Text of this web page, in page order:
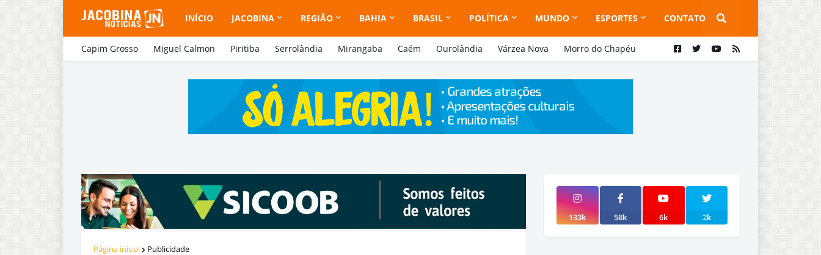
INÍCIO JACOBINA REGIÃO BAHIA BRASIL POLÍTICA MUNDO ESPORTES CONTATO
Capim Grosso Miguel Calmon Piritiba Serrolândia Mirangaba Caém Ourolândia Várzea Nova Morro do Chapéu
Página inicial Publicidade
133k 58k 6k 2k